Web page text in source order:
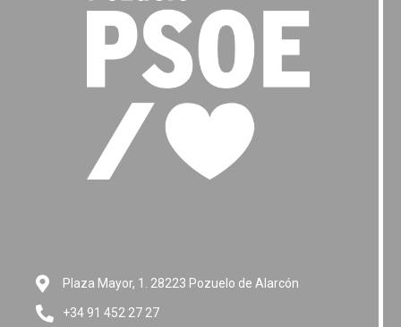
Plaza Mayor, 1. 28223 Pozuelo de Alarcón
+34 91 452 27 27